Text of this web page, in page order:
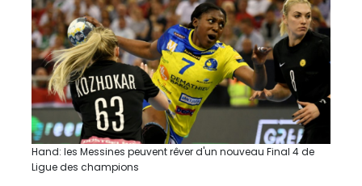
Hand: les Messines peuvent rêver d'un nouveau Final 4 de
Ligue des champions